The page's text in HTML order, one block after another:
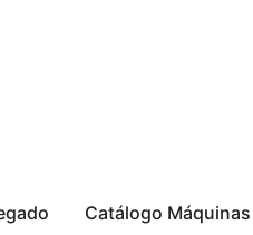
Catálogo Máquinas